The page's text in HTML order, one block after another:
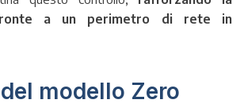
a un perimetro di rete in
modello Zero